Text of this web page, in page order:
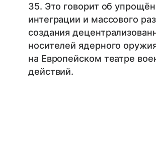
35. Это говорит об
интеграции и массового
создания
носителей ядерного
на Европейском театре
действий.